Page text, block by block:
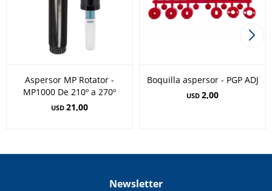
Aspersor MP Rotator -
MP1000 De 210º a 270º
USD 21,00
Boquilla aspersor - PGP ADJ
USD 2,00
Newsletter